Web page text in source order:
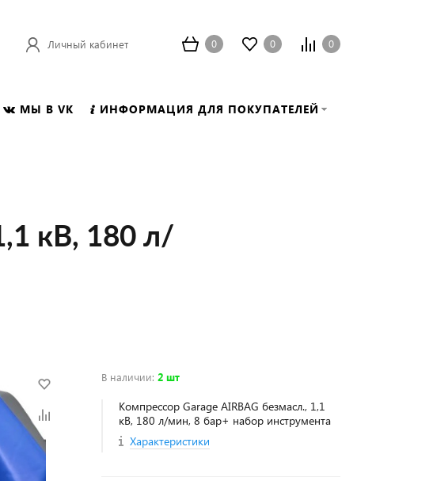
Личный кабинет 0 0 0
МЫ В VK ИНФОРМАЦИЯ ДЛЯ ПОКУПАТЕЛЕЙ
кВ, 180 л/
В наличии:2 шт
Компрессор Garage AIRBAG безмасл., 1,1
кВ, 180 л/мин, 8 бар+ набор инструмента
Характеристики